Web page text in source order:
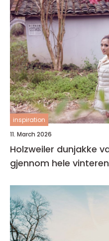
inspiration
11. March 2026
Holzweiler dunjakke varm stilfavoritt
gjennom hele vinteren